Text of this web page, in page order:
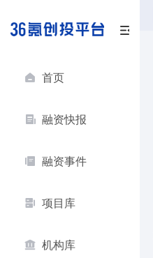
首页
融资快报
融资事件
项目库
机构库